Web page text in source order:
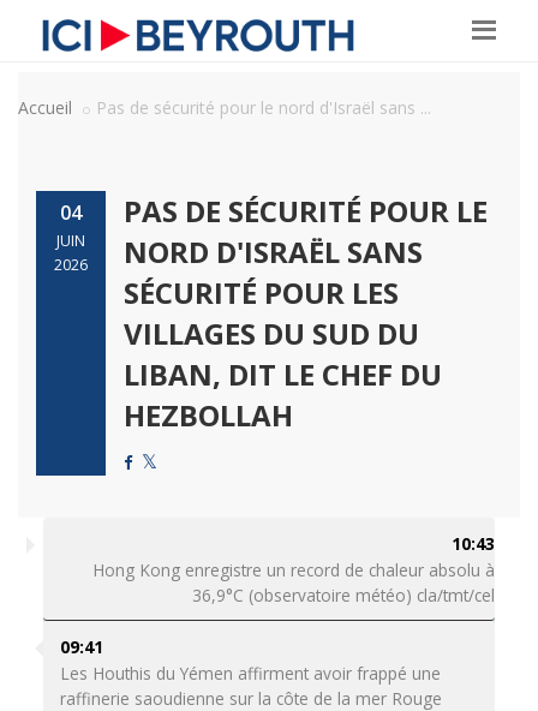
Accueil Pas de sécurité pour le nord d'Israël sans ...
04
JUIN
2026
PAS DE SÉCURITÉ POUR LE
NORD D'ISRAËL SANS
SÉCURITÉ POUR LES
VILLAGES DU SUD DU
LIBAN, DIT LE CHEF DU
HEZBOLLAH
10:43
Hong Kong enregistre un record de chaleur absolu à
36,9°C (observatoire météo) cla/tmt/cel
09:41
Les Houthis du Yémen affirment avoir frappé une
raffinerie saoudienne sur la côte de la mer Rouge